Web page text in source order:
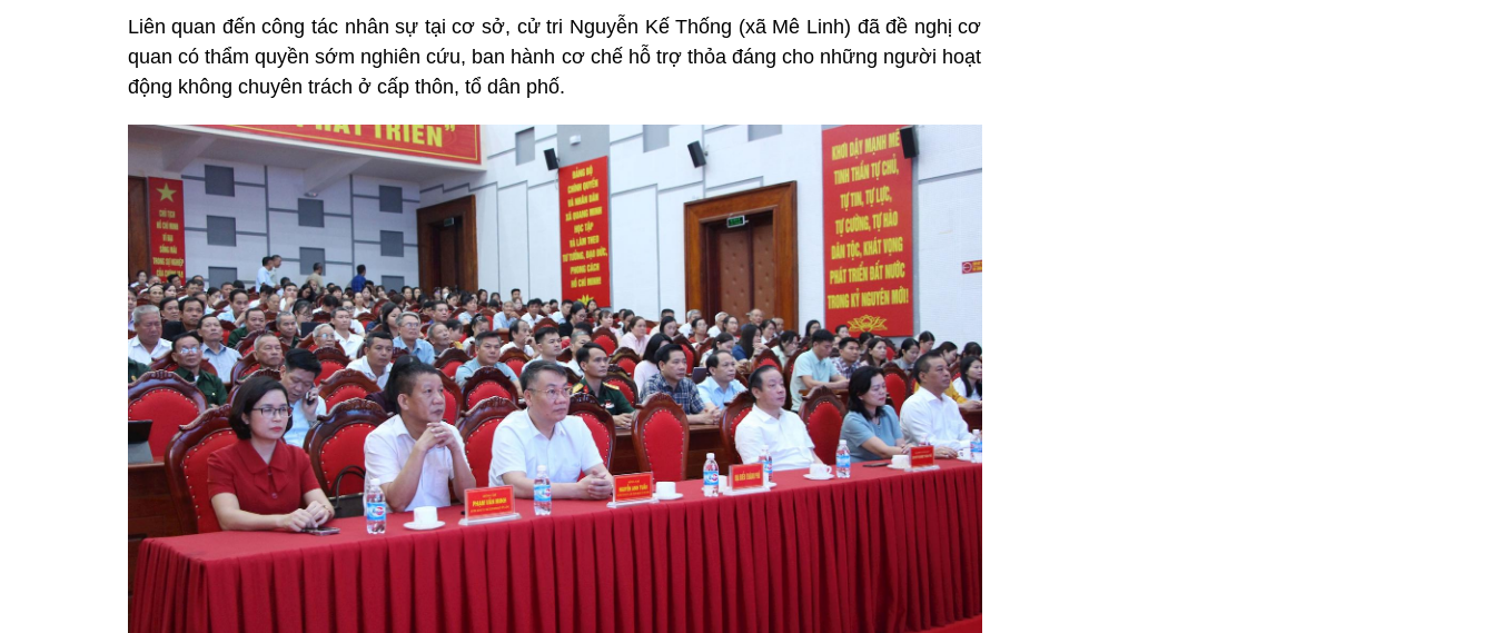
Liên quan đến công tác nhân sự tại cơ sở, cử tri Nguyễn Kế Thống (xã Mê Linh) đã đề nghị cơ
quan có thẩm quyền sớm nghiên cứu, ban hành cơ chế hỗ trợ thỏa đáng cho những người hoạt
động không chuyên trách ở cấp thôn, tổ dân phố.